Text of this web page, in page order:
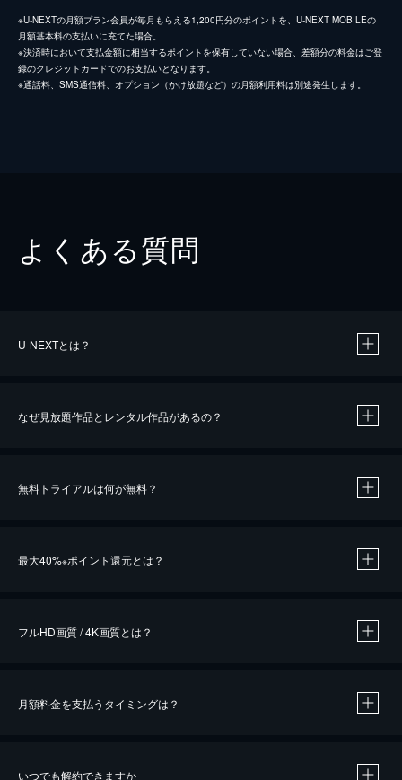
※U-NEXTの月額プラン会員が毎月もらえる1,200円分のポイントを、U-NEXT MOBILEの
月額基本料の支払いに充てた場合。
※決済時において支払金額に相当するポイントを保有していない場合、差額分の料金はご登
録のクレジットカードでのお支払いとなります。
※通話料、SMS通信料、オプション（かけ放題など）の月額利用料は別途発生します。
よくある質問
U-NEXTとは？
なぜ見放題作品とレンタル作品があるの？
無料トライアルは何が無料？
最大40%※ポイント還元とは？
※40％ポイント還元の対象は、クレジットカード決済による作品の購入 / レンタルです。
フルHD画質 / 4K画質とは？
月額料金を支払うタイミングは？
いつでも解約できますか